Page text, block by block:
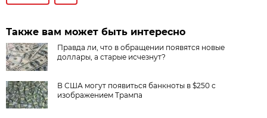
Также вам может быть интересно
Правда ли, что в обращении появятся новые
доллары, а старые исчезнут?
В США могут появиться банкноты в $250 с
изображением Трампа